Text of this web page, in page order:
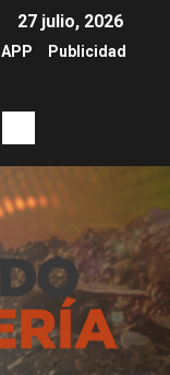
27 julio, 2026
APP
Publicidad